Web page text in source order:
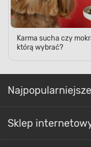
Karma sucha czy
którą wybrać?
Najpopularniejsze
Sklep